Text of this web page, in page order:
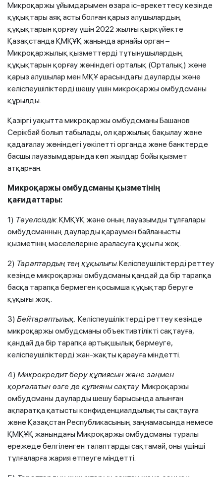
Микроқаржы ұйымдарымен өзара іс-әрекеттесу кезінде
құқықтары аяқ асты болған қарыз алушылардың
құқықтарын қорғау үшін 2022 жылғы қыркүйекте
Қазақстанда ҚМҚҰҚ жанында арнайы орган –
Микроқаржылық қызметтерді тұтынушылардың
құқықтарын қорғау жөніндегі орталық (Орталық) және
қарыз алушылар мен МҚҰ арасындағы дауларды және
келіспеушіліктерді шешу үшін микроқаржы омбудсманы
құрылды.
Қазіргі уақытта микроқаржы омбудсманы Башанов
Серікбай болып табылады, ол қаржылық бақылау және
қадағалау жөніндегі уәкілетті органда және банктерде
басшы лауазымдарында көп жылдар бойы қызмет
атқарған.
Микроқаржы омбудсманы қызметінің
қағидаттары:
1) Тәуелсіздік. ҚМҚҰҚ және оның лауазымды тұлғалары
омбудсманның дауларды қараумен байланысты
қызметінің мәселелеріне араласуға құқығы жоқ.
2) Тараптардың тең құқылығы. Келіспеушіліктерді реттеу
кезінде микроқаржы омбудсманы қандай да бір тарапқа
басқа тарапқа бермеген қосымша құқықтар беруге
құқығы жоқ.
3) Бейтараптылық. Келіспеушіліктерді реттеу кезінде
микроқаржы омбудсманы объективтілікті сақтауға,
қандай да бір тарапқа артықшылық бермеуге,
келіспеушіліктерді жан-жақты қарауға міндетті.
4) Микрокредит беру құпиясын және заңмен
қорғалатын өзге де құпияны сақтау. Микроқаржы
омбудсманы дауларды шешу барысында алынған
ақпаратқа қатысты конфиденциалдылықты сақтауға
және Қазақстан Республикасының заңнамасында немесе
ҚМҚҰҚ жанындағы Микроқаржы омбудсманы туралы
ережеде белгіленген талаптарды сақтамай, оны үшінші
тұлғаларға жария етпеуге міндетті.